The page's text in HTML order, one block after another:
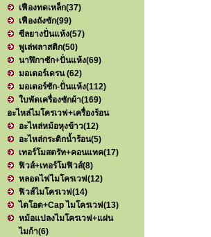
เฟืองทดเหล็ก(37)
เฟืองถังซัก(99)
ซีลยางปั่นแห้ง(57)
พูเล่พลาสติก(50)
นาฬิกาซัก+ปั่นแห้ง(69)
มอเตอร์เดรน(62)
มอเตอร์ซัก-ปั่นแห้ง(112)
ใบพัดเครื่องซักผ้า(169)
อะไหล่ไมโครเวฟ+เครื่องร้อน
อะไหล่หม้อหุงข้าว(12)
อะไหล่กระติกน้ำร้อน(5)
เทอร์โมสตรัท+คอนแทค(17)
ฟิวส์+เทอร์โมฟิวส์(8)
หลอดไฟไมโครเวฟ(12)
ฟิวส์ไมโครเวฟ(14)
ไดโอด+Cap ไมโครเวฟ(13)
หม้อแปลงไมโครเวฟ+แผ่น
ไมก้า(6)